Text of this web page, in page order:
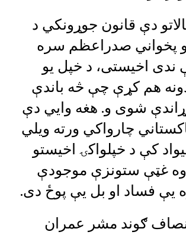
دې قانون جوړونکي د
پخواني صدراعظم سره
ندی اخیستی، د خپل یو
هم کړې چې څه باندې
شوی و. هغه وایي دې
چارواکي ورته ویلي
کې د خپلواکۍ اخیستو
غټې ستونزې موجودې
یې فساد او بل یې پوځ دی.
ګوند مشر عمران